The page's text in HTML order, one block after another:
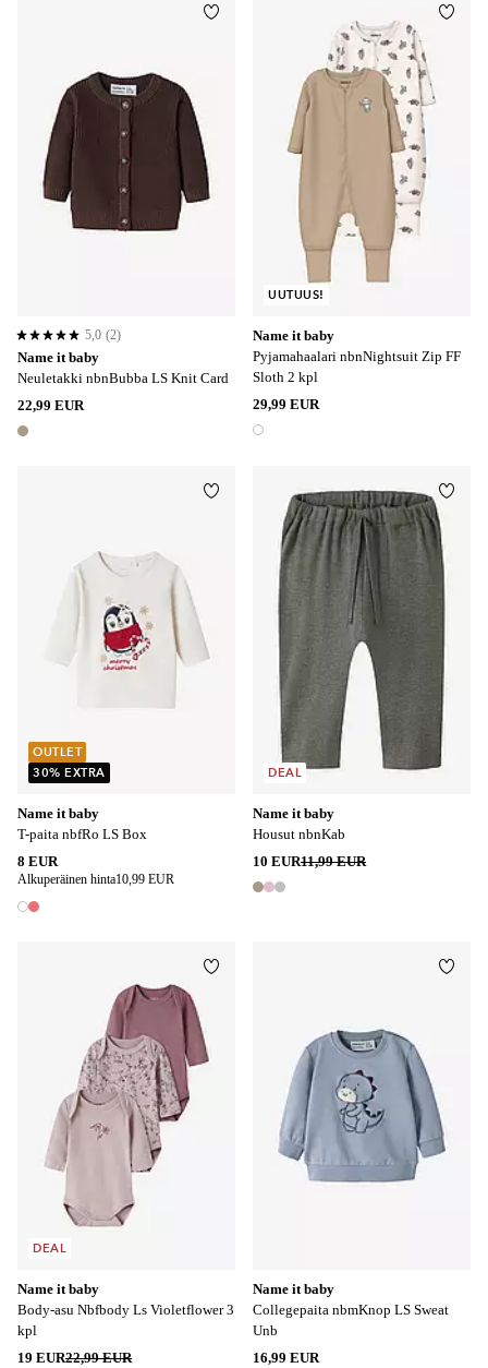
Name it baby
Neuletakki nbnBubba LS Knit Card
22,99 EUR
1 väri
5,0 perustuen 2 arvosanaan
5,0 (2)
Lisää suosikkeihin
Name it baby
Pyjamahaalari nbnNightsuit Zip FF
Sloth 2 kpl
29,99 EUR
1 väri
UUTUUS!
Name it baby
T-paita nbfRo LS Box
8 EUR
Alkuperäinen hinta10,99 EUR
2 värejä
OUTLET
30% EXTRA
Lisää suosikkeihin
Name it baby
Housut nbnKab
10 EUR11,99 EUR
3 värejä
DEAL
Name it baby
Body-asu Nbfbody Ls Violetflower 3
kpl
19 EUR22,99 EUR
DEAL
Lisää suosikkeihin
Name it baby
Collegepaita nbmKnop LS Sweat
Unb
16,99 EUR